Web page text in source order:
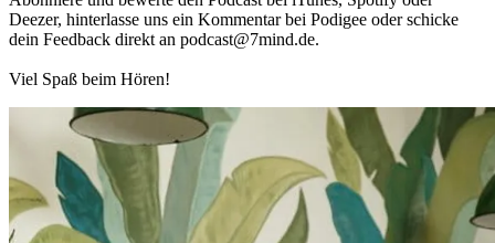
Deezer, hin­ter­lasse uns ein Kom­men­tar bei Podigee oder schi­cke
dein Feed­back direkt an podcast@​7​mind.​de.
Viel Spaß beim Hören!